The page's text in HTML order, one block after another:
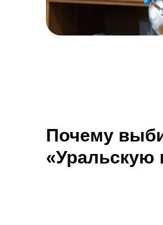
Почему
«Уральскую